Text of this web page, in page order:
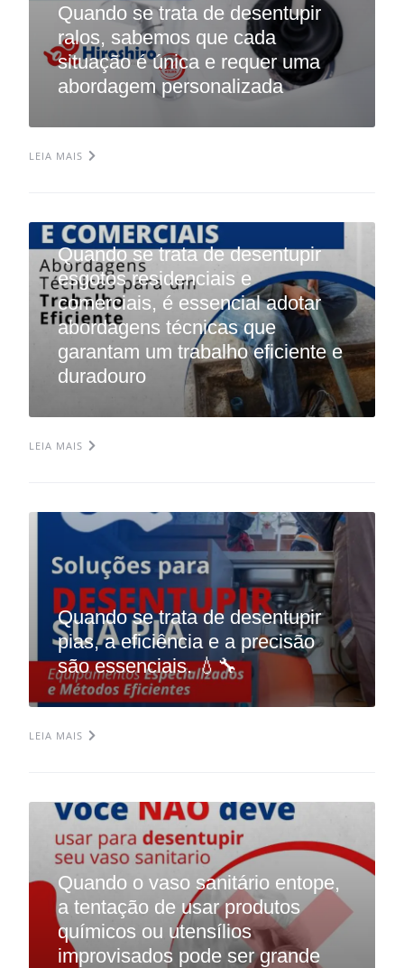
Quando se trata de desentupir
ralos, sabemos que cada
situação é única e requer uma
abordagem personalizada
LEIA MAIS
Quando se trata de desentupir
esgotos residenciais e
comerciais, é essencial adotar
abordagens técnicas que
garantam um trabalho eficiente e
duradouro
LEIA MAIS
Quando se trata de desentupir
pias, a eficiência e a precisão
são essenciais. 💧🔧
LEIA MAIS
Quando o vaso sanitário entope,
a tentação de usar produtos
químicos ou utensílios
improvisados pode ser grande